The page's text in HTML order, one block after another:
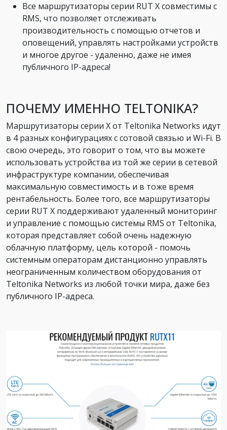
Все маршрутизаторы серии RUT X совместимы с
RMS, что позволяет отслеживать
производительность с помощью отчетов и
оповещений, управлять настройками устройств
и многое другое - удаленно, даже не имея
публичного IP-адреса!
ПОЧЕМУ ИМЕННО TELTONIKA?
Маршрутизаторы серии X от Teltonika Networks идут
в 4 разных конфигурациях с сотовой связью и Wi-Fi. В
свою очередь, это говорит о том, что вы можете
использовать устройства из той же серии в сетевой
инфраструктуре компании, обеспечивая
максимальную совместимость и в тоже время
рентабельность. Более того, все маршрутизаторы
серии RUT X поддерживают удаленный мониторинг
и управление с помощью системы RMS от Teltonika,
которая представляет собой очень надежную
облачную платформу, цель которой - помочь
системным операторам дистанционно управлять
неограниченным количеством оборудования от
Teltonika Networks из любой точки мира, даже без
публичного IP-адреса.